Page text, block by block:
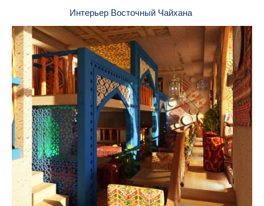
Интерьер Восточный Чайхана